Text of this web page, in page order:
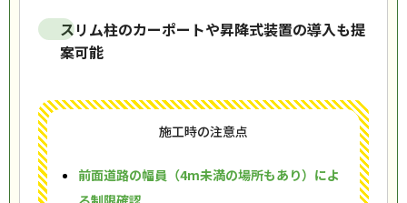
スリム柱のカーポートや昇降式装置の導入も提
案可能
施工時の注意点
前面道路の幅員（4m未満の場所もあり）によ